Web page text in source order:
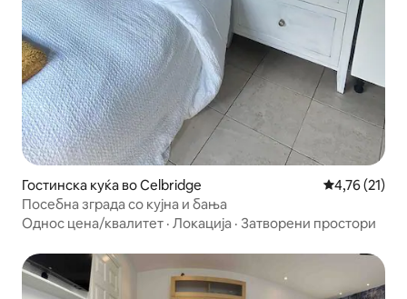
Гостинска куќа во Celbridge Просечна
4,76 (21)
Посебна зграда со кујна и бања
Однос цена/квалитет · Локација · Затворени простори